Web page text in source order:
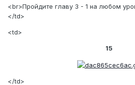
<br>Пройдите главу 3 - 1 на любом
</td>
<td>
15
</td>